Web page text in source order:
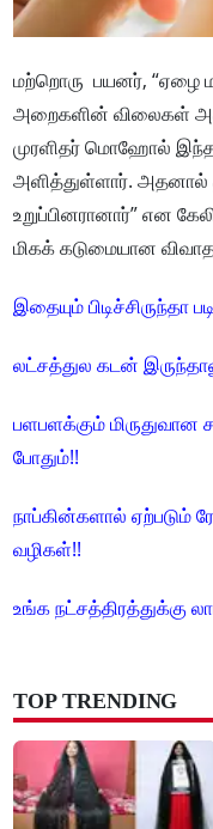
மற்றொரு பயனர், “ஏழை
அறைகளின் விலைகள்
முரளிதர் மொஹோல்
அளித்துள்ளார்.
உறுப்பினரானார்” என
மிகக் கடுமையான
இதையும் பிடிச்சிருந்தா
லட்சத்துல கடன்
பளபளக்கும் மிருதுவான
போதும்!!
நாப்கின்களால் ஏற்படும்
வழிகள்!!
உங்க நட்சத்திரத்துக்கு
TOP TRENDING